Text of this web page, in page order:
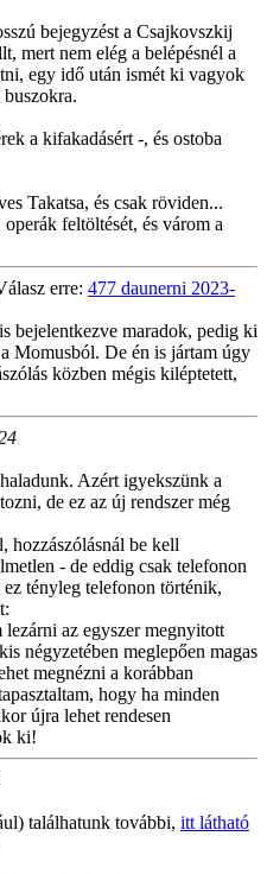
bejegyzést a Csajkovszkij
mert nem elég a belépésnél a
egy idő után ismét ki vagyok
a kifakadásért -, és ostoba
Takatsa, és csak röviden...
feltöltését, és várom a
erre: 477 daunerni 2023-
bejelentkezve maradok, pedig ki
Momusból. De én is jártam úgy
közben mégis kiléptetett,
Azért igyekszünk a
de ez az új rendszer még
hozzászólásnál be kell
- de eddig csak telefonon
tényleg telefonon történik,
az egyszer megnyitott
négyzetében meglepően magas
megnézni a korábban
hogy ha minden
újra lehet rendesen
ki!
találhatunk további, itt látható